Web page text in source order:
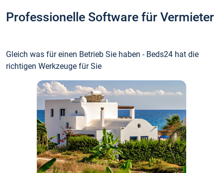
Professionelle Software für Vermieter
Gleich was für einen Betrieb Sie haben - Beds24 hat die
richtigen Werkzeuge für Sie